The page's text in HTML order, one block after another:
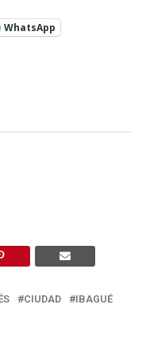
WhatsApp
CIUDAD
IBAGUÉ